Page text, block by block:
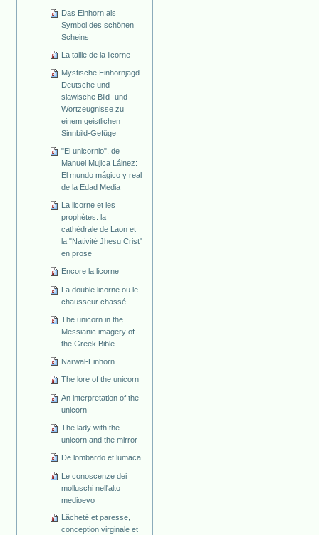
Das Einhorn als
Symbol des schönen
Scheins
La taille de la licorne
Mystische Einhornjagd.
Deutsche und
slawische Bild- und
Wortzeugnisse zu
einem geistlichen
Sinnbild-Gefüge
"El unicornio", de
Manuel Mujica Láinez:
El mundo mágico y real
de la Edad Media
La licorne et les
prophètes: la
cathédrale de Laon et
la "Nativité Jhesu Crist"
en prose
Encore la licorne
La double licorne ou le
chausseur chassé
The unicorn in the
Messianic imagery of
the Greek Bible
Narwal-Einhorn
The lore of the unicorn
An interpretation of the
unicorn
The lady with the
unicorn and the mirror
De lombardo et lumaca
Le conoscenze dei
molluschi nell'alto
medioevo
Lâcheté et paresse,
conception virginale et